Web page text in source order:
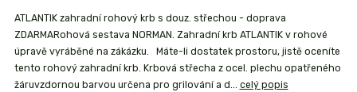
ATLANTIK zahradní rohový krb s douz. střechou - doprava
ZDARMARohová sestava NORMAN. Zahradní krb ATLANTIK v rohové
úpravě vyráběné na zákázku. Máte-li dostatek prostoru, jistě oceníte
tento rohový zahradní krb. Krbová střecha z ocel. plechu opatřeného
žáruvzdornou barvou určena pro grilování a d... celý popis